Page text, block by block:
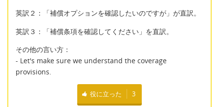
英訳２：「補償オプションを確認したいのですが」が直訳。
英訳３：「補償条項を確認してください」を直訳。
その他の言い方：
- Let's make sure we understand the coverage
provisions.
役に立った 3